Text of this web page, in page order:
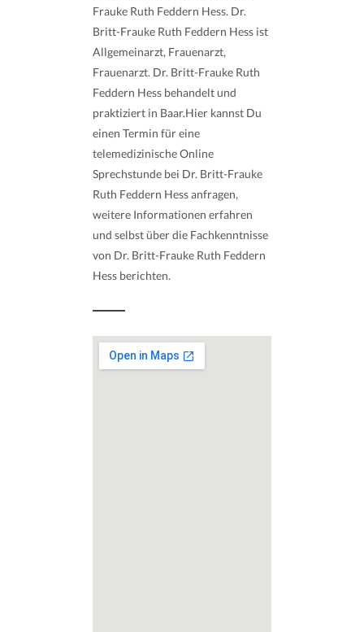
Frauke Ruth Feddern Hess. Dr.
Britt-Frauke Ruth Feddern Hess ist
Allgemeinarzt, Frauenarzt,
Frauenarzt. Dr. Britt-Frauke Ruth
Feddern Hess behandelt und
praktiziert in Baar.Hier kannst Du
einen Termin für eine
telemedizinische Online
Sprechstunde bei Dr. Britt-Frauke
Ruth Feddern Hess anfragen,
weitere Informationen erfahren
und selbst über die Fachkenntnisse
von Dr. Britt-Frauke Ruth Feddern
Hess berichten.